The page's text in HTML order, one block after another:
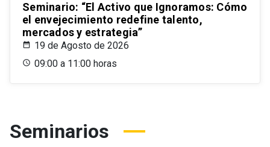
Seminario: “El Activo que Ignoramos: Cómo
el envejecimiento redefine talento,
mercados y estrategia”
19 de Agosto de 2026
09:00 a 11:00 horas
Seminarios